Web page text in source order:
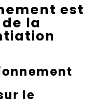
est
la
le